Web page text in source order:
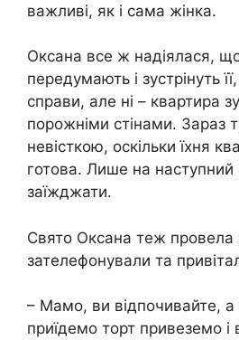
важливі, як і сама жінка.
Оксана все ж надіялася,
передумають і зустрінуть
справи, але ні – квартира
порожніми стінами. Зараз
невісткою, оскільки їхня
готова. Лише на наступний
заїжджати.
Свято Оксана теж провела
зателефонували та
– Мамо, ви відпочивайте, а
приїдемо торт привеземо і